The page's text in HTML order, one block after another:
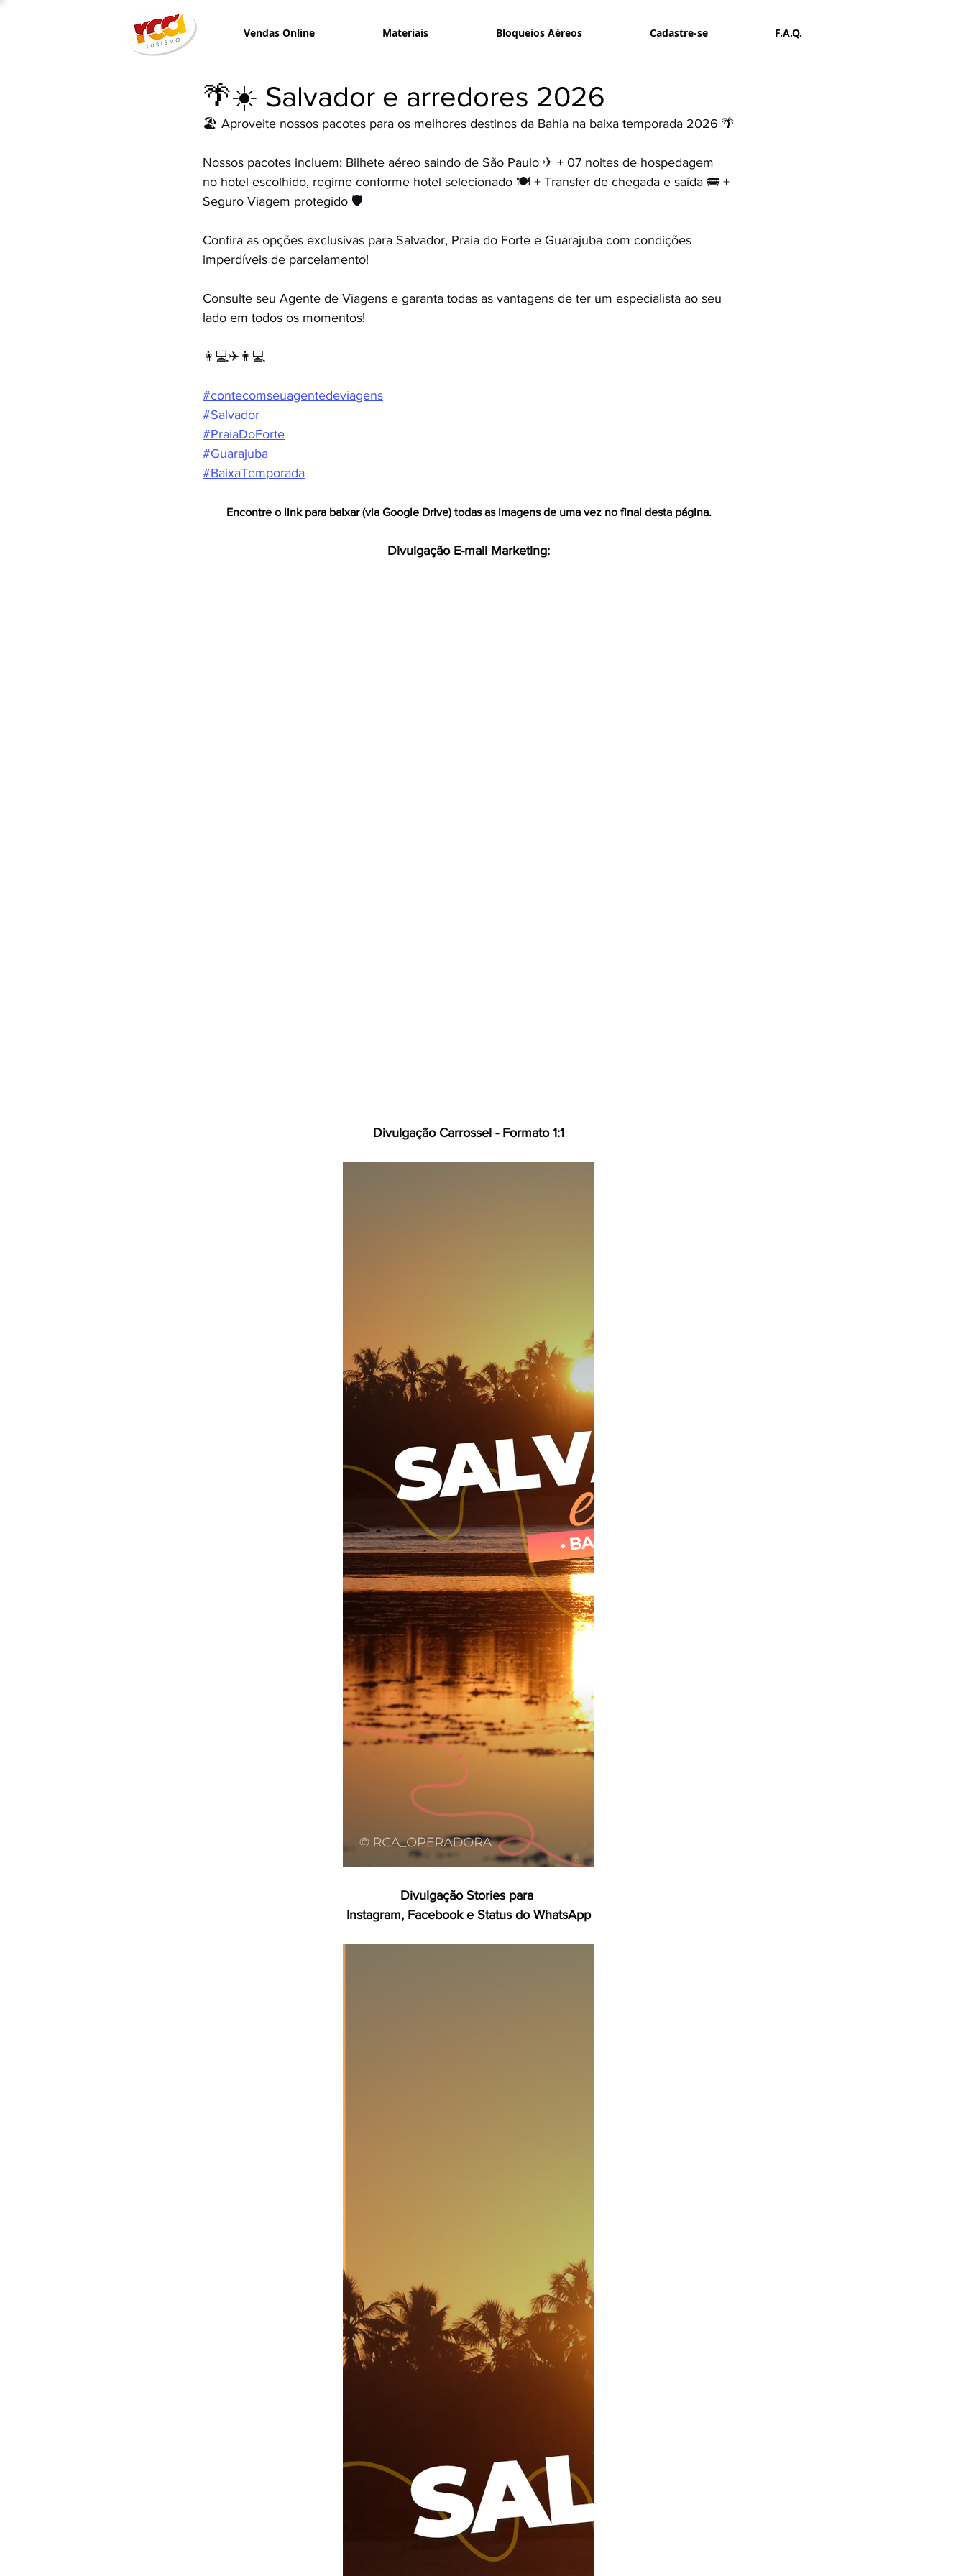
Vendas Online Materiais Bloqueios Aéreos Cadastre-se F.A.Q.
🌴☀️ Salvador e arredores 2026
🏖 Aproveite nossos pacotes para os melhores destinos da Bahia na baixa temporada 2026 🌴
Nossos pacotes incluem: Bilhete aéreo saindo de São Paulo ✈ + 07 noites de hospedagem
no hotel escolhido, regime conforme hotel selecionado 🍽 + Transfer de chegada e saída 🚌 +
Seguro Viagem protegido 🛡
Confira as opções exclusivas para Salvador, Praia do Forte e Guarajuba com condições
imperdíveis de parcelamento!
Consulte seu Agente de Viagens e garanta todas as vantagens de ter um especialista ao seu
lado em todos os momentos!
👩💻✈👨💻
#contecomseuagentedeviagens
#Salvador
#PraiaDoForte
#Guarajuba
#BaixaTemporada
Encontre o link para baixar (via Google Drive) todas as imagens de uma vez no final desta página.
Divulgação E-mail Marketing:
Divulgação Carrossel - Formato 1:1
Divulgação Stories para
Instagram, Facebook e Status do WhatsApp